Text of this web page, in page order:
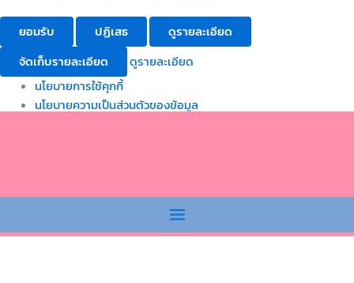
ยอมรับ ปฏิเสธ
ดูรายละเอียด
จัดเก็บรายละเอียด
ดูรายละเอียด
นโยบายการใช้คุกกี้
นโยบายความเป็นส่วนตัวของข้อมูล